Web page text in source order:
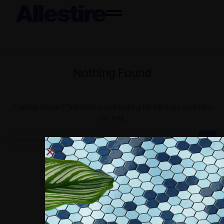
Collaboriamo con